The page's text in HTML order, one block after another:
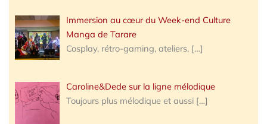
Immersion au cœur du Week-end Culture
Manga de Tarare
Cosplay, rétro-gaming, ateliers, […]
Caroline&Dede sur la ligne mélodique
Toujours plus mélodique et aussi […]